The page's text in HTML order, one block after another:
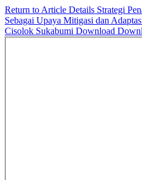
Return to Article Details Strategi
Sebagai Upaya Mitigasi dan
Cisolok Sukabumi Download